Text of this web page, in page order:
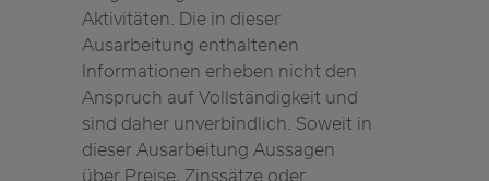
Aktivitäten. Die in dieser
Ausarbeitung enthaltenen
Informationen erheben nicht den
Anspruch auf Vollständigkeit und
sind daher unverbindlich. Soweit in
dieser Ausarbeitung Aussagen
über Preise, Zinssätze oder